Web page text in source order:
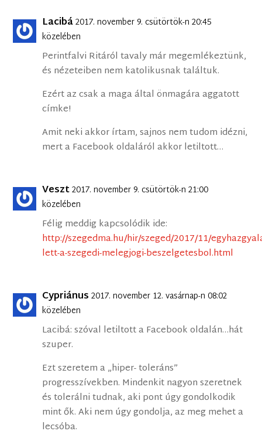
Lacibá2017. november 9. csütörtök-n 20:45
közelében
Perintfalvi Ritáról tavaly már megemlékeztünk,
és nézeteiben nem katolikusnak találtuk.
Ezért az csak a maga által önmagára aggatott
címke!
Amit neki akkor írtam, sajnos nem tudom idézni,
mert a Facebook oldaláról akkor letiltott…
Veszt2017. november 9. csütörtök-n 21:00
közelében
Félig meddig kapcsolódik ide:
http://szegedma.hu/hir/szeged/2017/11/
lett-a-szegedi-melegjogi-beszelgetesbol.html
Cypriánus 2017. november 12. vasárnap-n 08:02
közelében
Lacibá: szóval letiltott a Facebook oldalán…hát
szuper.
Ezt szeretem a „hiper- toleráns”
progresszívekben. Mindenkit nagyon szeretnek
és tolerálni tudnak, aki pont úgy gondolkodik
mint ők. Aki nem úgy gondolja, az meg mehet a
lecsóba.